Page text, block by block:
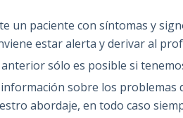
un paciente con síntomas y
estar alerta y derivar al
sólo es posible si
sobre los problemas
abordaje, en todo caso